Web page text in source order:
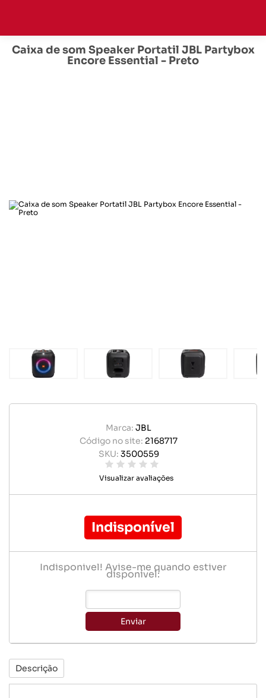
Caixa de som Speaker Portatil JBL Partybox
Encore Essential - Preto
Marca: JBL
Código no site: 2168717
SKU: 3500559
Visualizar avaliações
Indisponível
Indisponível! Avise-me quando estiver
disponível:
Enviar
Descrição